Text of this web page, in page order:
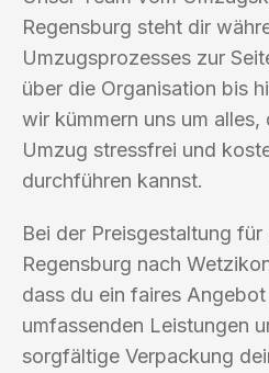
Regensburg steht dir
Umzugsprozesses zur
über die Organisation bis
wir kümmern uns um alles,
Umzug stressfrei und
durchführen kannst.
Bei der Preisgestaltung
Regensburg nach
dass du ein faires
umfassenden Leistungen
sorgfältige Verpackung